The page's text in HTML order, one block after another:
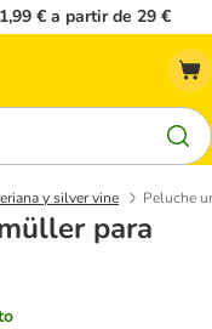
€ a partir de 29 €
y silver vine Peluche
para